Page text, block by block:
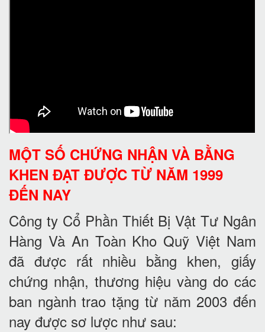
MỘT SỐ CHỨNG NHẬN VÀ BẰNG
KHEN ĐẠT ĐƯỢC TỪ NĂM 1999
ĐẾN NAY
Công ty Cổ Phần Thiết Bị Vật Tư Ngân
Hàng Và An Toàn Kho Quỹ Việt Nam
đã được rất nhiều bằng khen, giấy
chứng nhận, thương hiệu vàng do các
ban ngành trao tặng từ năm 2003 đến
nay được sơ lược như sau: